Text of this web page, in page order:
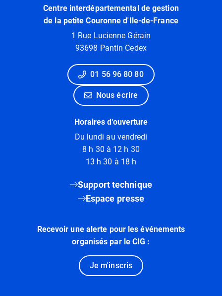
Centre interdépartemental de gestion
de la petite Couronne d'Ile-de-France
1 Rue Lucienne Gérain
93698 Pantin Cedex
01 56 96 80 80
Nous écrire
Horaires d'ouverture
Du lundi au vendredi
8 h 30 à 12 h 30
13 h 30 à 18 h
Support technique
Espace presse
Recevoir une alerte pour les événements
organisés par le CIG :
Je m'inscris